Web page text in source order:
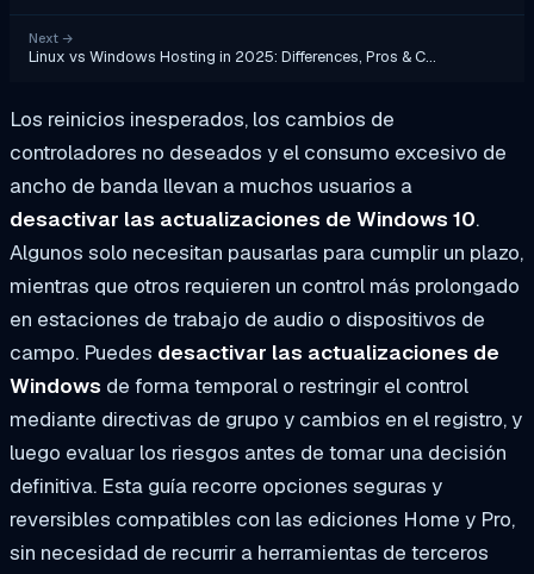
Next →
Linux vs Windows Hosting in 2025: Differences, Pros & C…
Los reinicios inesperados, los cambios de
controladores no deseados y el consumo excesivo de
ancho de banda llevan a muchos usuarios a
desactivar las actualizaciones de Windows 10.
Algunos solo necesitan pausarlas para cumplir un plazo,
mientras que otros requieren un control más prolongado
en estaciones de trabajo de audio o dispositivos de
campo. Puedes desactivar las actualizaciones de
Windows de forma temporal o restringir el control
mediante directivas de grupo y cambios en el registro, y
luego evaluar los riesgos antes de tomar una decisión
definitiva. Esta guía recorre opciones seguras y
reversibles compatibles con las ediciones Home y Pro,
sin necesidad de recurrir a herramientas de terceros